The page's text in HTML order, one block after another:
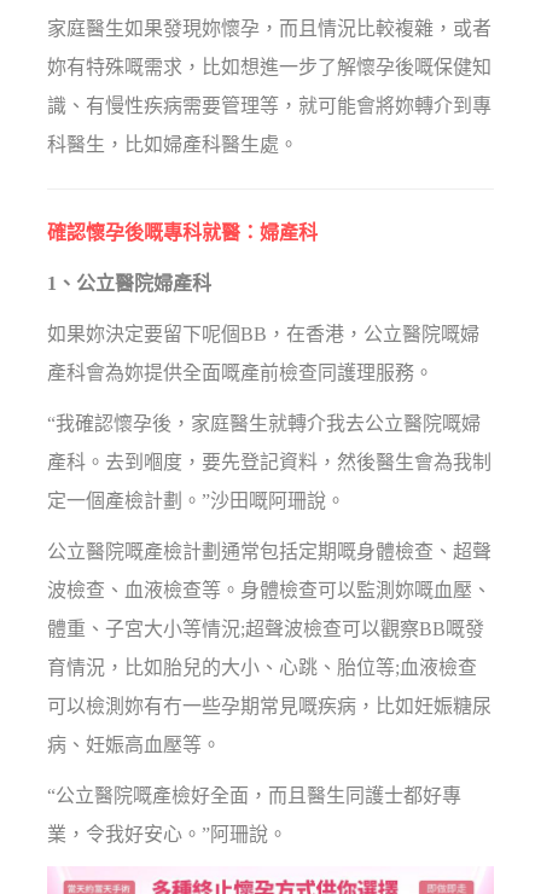
家庭醫生如果發現妳懷孕，而且情況比較複雜，或者
妳有特殊嘅需求，比如想進一步了解懷孕後嘅保健知
識、有慢性疾病需要管理等，就可能會將妳轉介到專
科醫生，比如婦產科醫生處。
確認懷孕後嘅專科就醫：婦產科
1、公立醫院婦產科
如果妳決定要留下呢個BB，在香港，公立醫院嘅婦
產科會為妳提供全面嘅產前檢查同護理服務。
“我確認懷孕後，家庭醫生就轉介我去公立醫院嘅婦
產科。去到嗰度，要先登記資料，然後醫生會為我制
定一個產檢計劃。”沙田嘅阿珊說。
公立醫院嘅產檢計劃通常包括定期嘅身體檢查、超聲
波檢查、血液檢查等。身體檢查可以監測妳嘅血壓、
體重、子宮大小等情況;超聲波檢查可以觀察BB嘅發
育情況，比如胎兒的大小、心跳、胎位等;血液檢查
可以檢測妳有冇一些孕期常見嘅疾病，比如妊娠糖尿
病、妊娠高血壓等。
“公立醫院嘅產檢好全面，而且醫生同護士都好專
業，令我好安心。”阿珊說。